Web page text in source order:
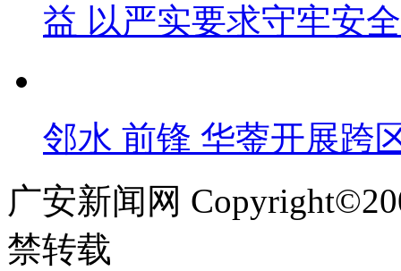
益 以严实要求守牢安
邻水 前锋 华蓥开展跨
广安新闻网
禁转载